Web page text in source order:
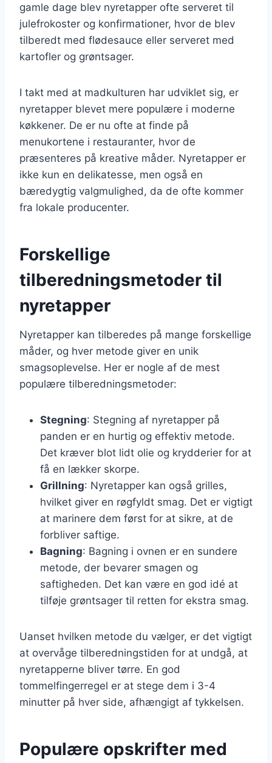
gamle dage blev nyretapper ofte serveret til
julefrokoster og konfirmationer, hvor de blev
tilberedt med flødesauce eller serveret med
kartofler og grøntsager.
I takt med at madkulturen har udviklet sig, er
nyretapper blevet mere populære i moderne
køkkener. De er nu ofte at finde på
menukortene i restauranter, hvor de
præsenteres på kreative måder. Nyretapper er
ikke kun en delikatesse, men også en
bæredygtig valgmulighed, da de ofte kommer
fra lokale producenter.
Forskellige
tilberedningsmetoder til
nyretapper
Nyretapper kan tilberedes på mange forskellige
måder, og hver metode giver en unik
smagsoplevelse. Her er nogle af de mest
populære tilberedningsmetoder:
Stegning: Stegning af nyretapper på
panden er en hurtig og effektiv metode.
Det kræver blot lidt olie og krydderier for at
få en lækker skorpe.
Grillning: Nyretapper kan også grilles,
hvilket giver en røgfyldt smag. Det er vigtigt
at marinere dem først for at sikre, at de
forbliver saftige.
Bagning: Bagning i ovnen er en sundere
metode, der bevarer smagen og
saftigheden. Det kan være en god idé at
tilføje grøntsager til retten for ekstra smag.
Uanset hvilken metode du vælger, er det vigtigt
at overvåge tilberedningstiden for at undgå, at
nyretapperne bliver tørre. En god
tommelfingerregel er at stege dem i 3-4
minutter på hver side, afhængigt af tykkelsen.
Populære opskrifter med